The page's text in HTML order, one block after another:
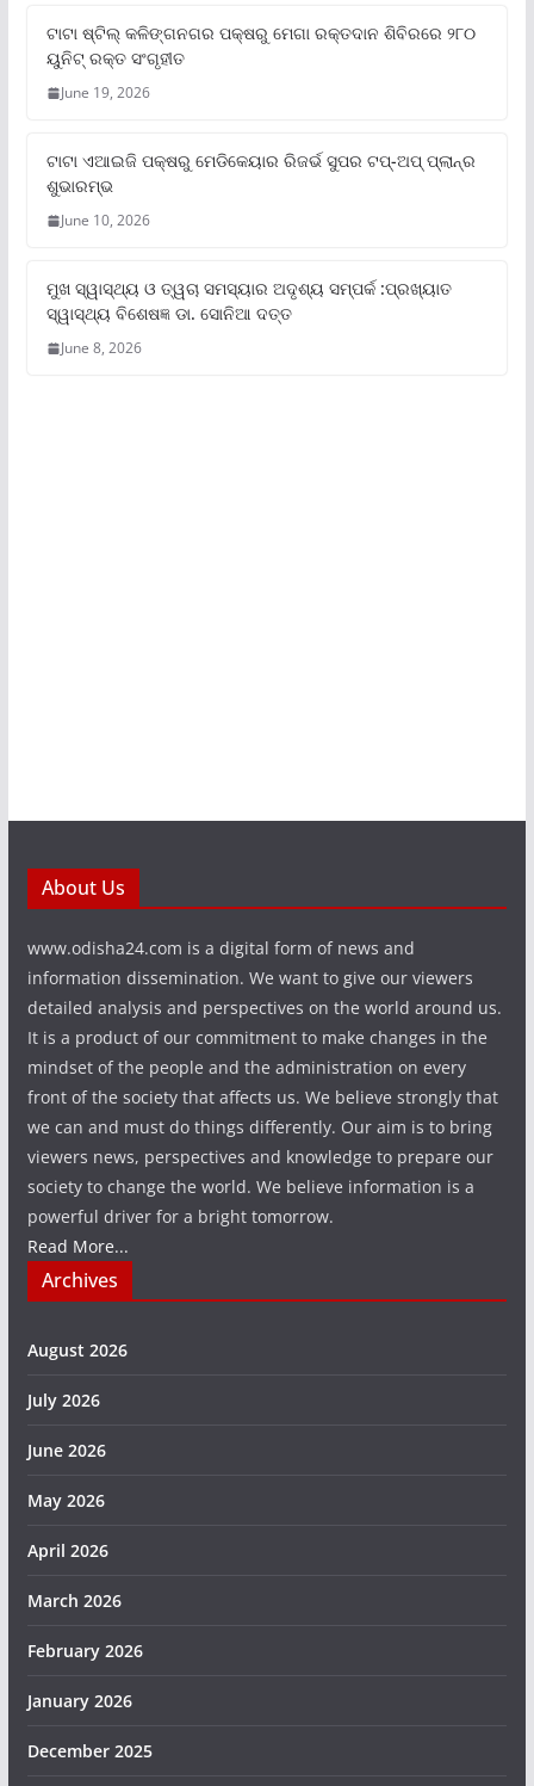
ଟାଟା ଷ୍ଟିଲ୍‌ କଳିଙ୍ଗନଗର ପକ୍ଷରୁ ମେଗା ରକ୍ତଦାନ ଶିବିରରେ ୨୮୦
ୟୁନିଟ୍‌ ରକ୍ତ ସଂଗୃହୀତ
June 19, 2026
ଟାଟା ଏଆଇଜି ପକ୍ଷରୁ ମେଡିକେୟାର ରିଜର୍ଭ ସୁପର ଟପ୍‌-ଅପ୍ ପ୍ଲାନ୍‌ର
ଶୁଭାରମ୍ଭ
June 10, 2026
ମୁଖ ସ୍ୱାସ୍ଥ୍ୟ ଓ ତ୍ୱଚା ସମସ୍ୟାର ଅଦୃଶ୍ୟ ସମ୍ପର୍କ :ପ୍ରଖ୍ୟାତ
ସ୍ୱାସ୍ଥ୍ୟ ବିଶେଷଜ୍ଞ ଡା. ସୋନିଆ ଦତ୍ତ
June 8, 2026
About Us
www.odisha24.com is a digital form of news and
information dissemination. We want to give our viewers
detailed analysis and perspectives on the world around us.
It is a product of our commitment to make changes in the
mindset of the people and the administration on every
front of the society that affects us. We believe strongly that
we can and must do things differently. Our aim is to bring
viewers news, perspectives and knowledge to prepare our
society to change the world. We believe information is a
powerful driver for a bright tomorrow.
Read More...
Archives
August 2026
July 2026
June 2026
May 2026
April 2026
March 2026
February 2026
January 2026
December 2025